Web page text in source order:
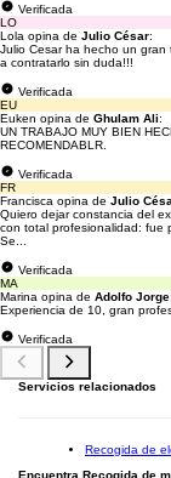
Verificada
LO
Lola opina de Julio César:
Julio Cesar ha hecho un
a contratarlo sin duda!!!
Verificada
EU
Euken opina de Ghulam Ali:
UN TRABAJO MUY BIEN
RECOMENDABLR.
Verificada
FR
Francisca opina de Julio
Quiero dejar constancia del
con total profesionalidad: fue
Se...
Verificada
MA
Marina opina de Adolfo Jorge:
Experiencia de 10, gran
Verificada
Servicios relacionados
Recogida de
Encuentra Recogida de